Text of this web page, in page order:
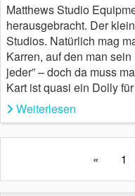
Matthews Studio
herausgebracht. Der
Studios. Natürlich mag
Karren, auf den man
jeder” – doch da muss
Kart ist quasi ein Dolly
Weiterlesen
« 1